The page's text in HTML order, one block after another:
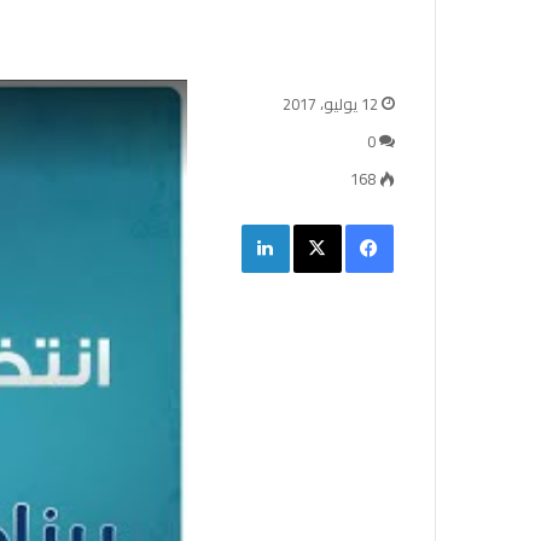
12 يوليو، 2017
0
168
فيسبوك
‫X